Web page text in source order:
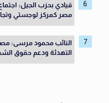
قيادي بحزب الجيل:
مصر كمركز لوجستي
النائب محمود مرسى:
التهدئة ودعم حقوق